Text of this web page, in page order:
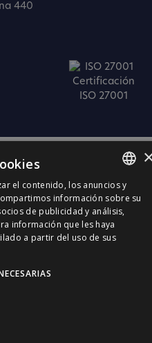
440
Certificación
ISO 27001
SPANISH
CATALÀ
ENGLISH
el contenido, los anuncios y
información sobre su
de publicidad y análisis,
información que les haya
a partir del uso de sus